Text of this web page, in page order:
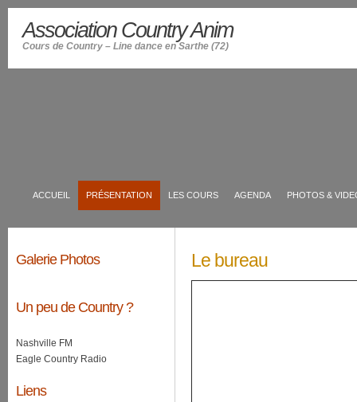
Association Country Anim
Cours de Country – Line dance en Sarthe (72)
ACCUEIL PRÉSENTATION LES COURS AGENDA PHOTOS &
Le bureau
Galerie Photos
Un peu de Country ?
Nashville FM
Eagle Country Radio
Liens